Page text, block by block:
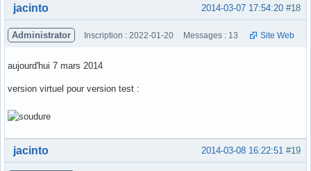
Hors ligne #18
2014-03-07 17:54:20
jacinto
Administrator Inscription : 2022-01-20 Messages : 13 Site Web
aujourd'hui 7 mars 2014
version virtuel pour version test :
Hors ligne #19
2014-03-08 16:22:51
jacinto